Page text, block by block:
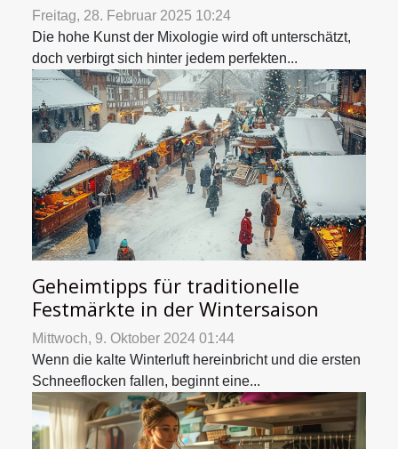
Freitag, 28. Februar 2025 10:24
Die hohe Kunst der Mixologie wird oft unterschätzt,
doch verbirgt sich hinter jedem perfekten...
Geheimtipps für traditionelle
Festmärkte in der Wintersaison
Mittwoch, 9. Oktober 2024 01:44
Wenn die kalte Winterluft hereinbricht und die ersten
Schneeflocken fallen, beginnt eine...